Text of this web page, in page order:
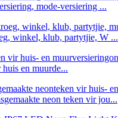
mode-versiering ...
winkel, klub, partytjie, W ...
en muurde...
neon teken vir jou...